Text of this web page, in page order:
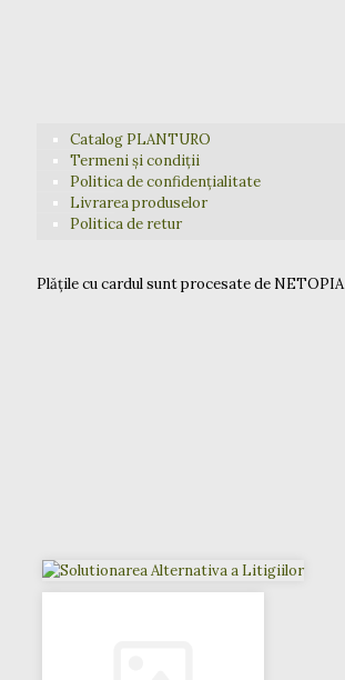
Catalog PLANTURO
Termeni și condiții
Politica de confidențialitate
Livrarea produselor
Politica de retur
Plățile cu cardul sunt procesate de NETOPIA